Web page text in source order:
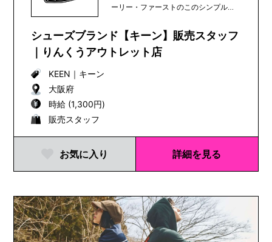
ーリー・ファーストのこのシンプルな
シューズブランド【キーン】販売スタッフ
｜りんくうアウトレット店
KEEN ｜ キーン
大阪府
時給 (1,300円)
販売スタッフ
お気に入り 詳細を見る